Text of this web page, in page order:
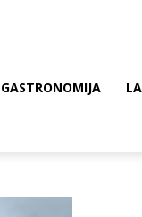
GASTRONOMIJA